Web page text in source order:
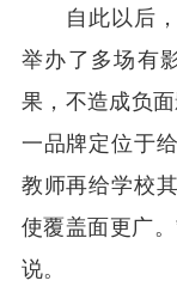
自此以后，
举办了多场有
果，不造成负
一品牌定位于
教师再给学校
使覆盖面更广
说。